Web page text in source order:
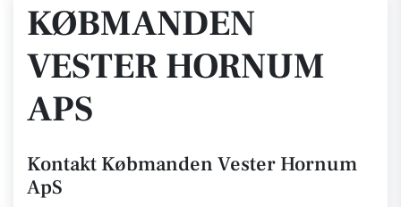
KØBMANDEN
VESTER HORNUM
APS
Kontakt Købmanden Vester Hornum
ApS